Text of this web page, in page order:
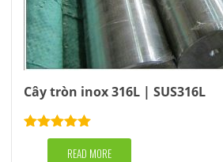
Cây tròn inox 316L | SUS316L
Rated5.00
out of 5READ MORE